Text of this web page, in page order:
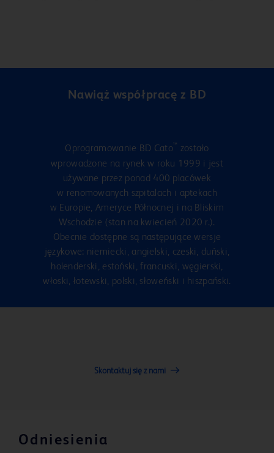
Nawiąż współpracę z BD
Oprogramowanie BD Cato™ zostało
wprowadzone na rynek w roku 1999 i jest
używane przez ponad 400 placówek
w renomowanych szpitalach i aptekach
w Europie, Ameryce Północnej i na Bliskim
Wschodzie (stan na kwiecień 2020 r.).
Obecnie dostępne są następujące wersje
językowe: niemiecki, angielski, czeski, duński,
holenderski, estoński, francuski, węgierski,
włoski, łotewski, polski, słoweński i hiszpański.
Skontaktuj się z nami
Odniesienia